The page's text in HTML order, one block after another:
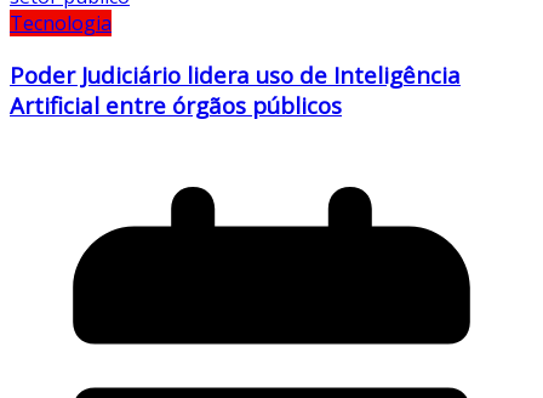
Tecnologia
Poder Judiciário lidera uso de Inteligência
Artificial entre órgãos públicos